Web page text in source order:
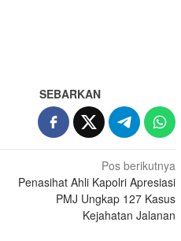
SEBARKAN
Pos berikutnya
Penasihat Ahli Kapolri Apresiasi
PMJ Ungkap 127 Kasus
Kejahatan Jalanan